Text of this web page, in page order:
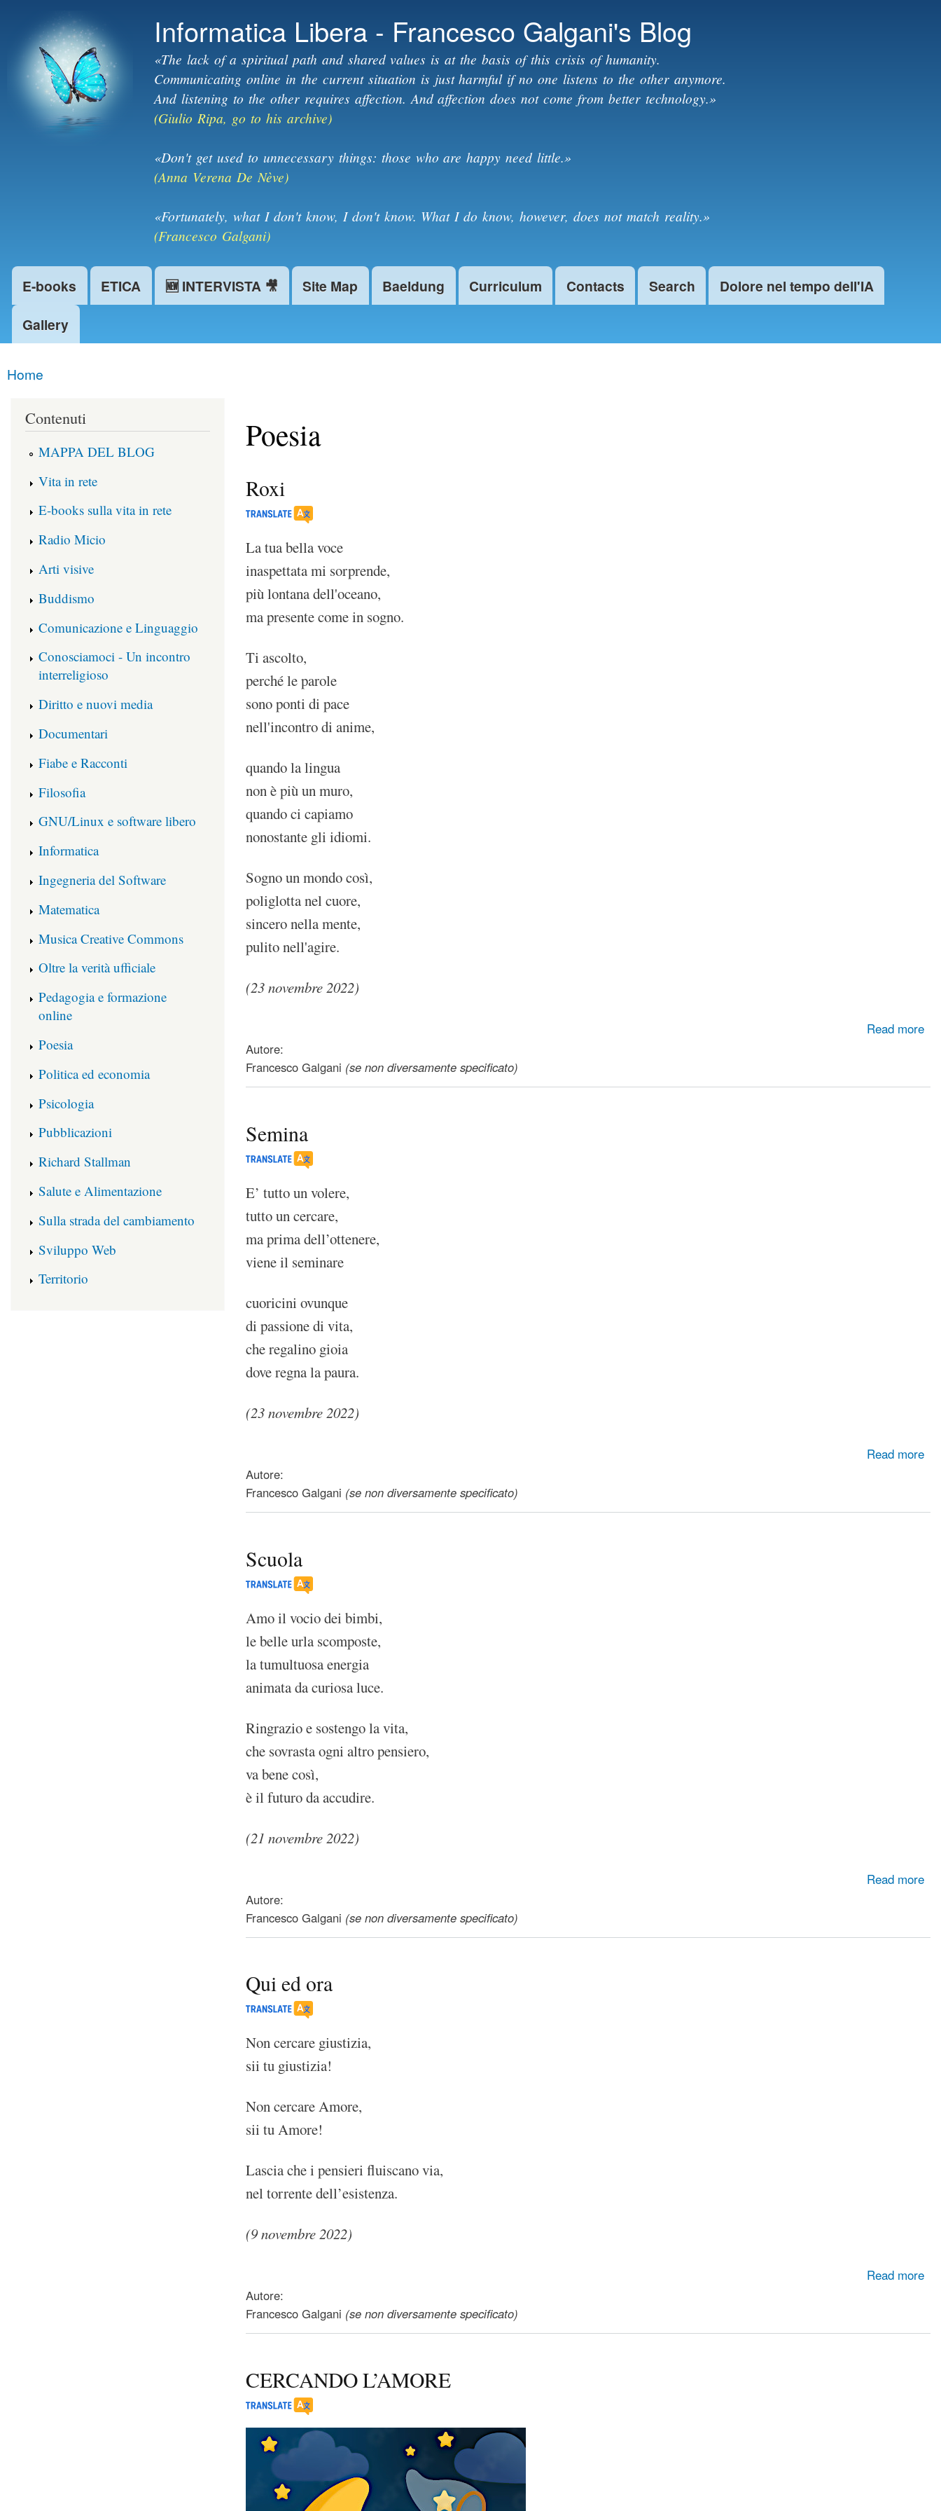
main
content
Informatica Libera - Francesco Galgani's Blog
«The lack of a spiritual path and shared values is at the basis of this crisis of humanity.
Communicating online in the current situation is just harmful if no one listens to the other anymore.
And listening to the other requires affection. And affection does not come from better technology.»
(Giulio Ripa, go to his archive)
«Don't get used to unnecessary things: those who are happy need little.»
(Anna Verena De Nève)
«Fortunately, what I don't know, I don't know. What I do know, however, does not match reality.»
(Francesco Galgani)
Main menu
E-books ETICA 🆕 INTERVISTA 🎥 Site Map Baeldung Curriculum Contacts Search
Dolore nel tempo dell'IA
Gallery
You are here
Home
Poesia
Roxi
La tua bella voce
inaspettata mi sorprende,
più lontana dell'oceano,
ma presente come in sogno.
Ti ascolto,
perché le parole
sono ponti di pace
nell'incontro di anime,
quando la lingua
non è più un muro,
quando ci capiamo
nonostante gli idiomi.
Sogno un mondo così,
poliglotta nel cuore,
sincero nella mente,
pulito nell'agire.
(23 novembre 2022)
Read more
Autore:
Francesco Galgani (se non diversamente specificato)
Semina
E’ tutto un volere,
tutto un cercare,
ma prima dell’ottenere,
viene il seminare
cuoricini ovunque
di passione di vita,
che regalino gioia
dove regna la paura.
(23 novembre 2022)
Read more
Autore:
Francesco Galgani (se non diversamente specificato)
Scuola
Amo il vocio dei bimbi,
le belle urla scomposte,
la tumultuosa energia
animata da curiosa luce.
Ringrazio e sostengo la vita,
che sovrasta ogni altro pensiero,
va bene così,
è il futuro da accudire.
(21 novembre 2022)
Read more
Autore:
Francesco Galgani (se non diversamente specificato)
Qui ed ora
Non cercare giustizia,
sii tu giustizia!
Non cercare Amore,
sii tu Amore!
Lascia che i pensieri fluiscano via,
nel torrente dell’esistenza.
(9 novembre 2022)
Read more
Autore:
Francesco Galgani (se non diversamente specificato)
CERCANDO L’AMORE
Contenuti
MAPPA DEL BLOG
Vita in rete
E-books sulla vita in rete
Radio Micio
Arti visive
Buddismo
Comunicazione e Linguaggio
Conosciamoci - Un incontro
interreligioso
Diritto e nuovi media
Documentari
Fiabe e Racconti
Filosofia
GNU/Linux e software libero
Informatica
Ingegneria del Software
Matematica
Musica Creative Commons
Oltre la verità ufficiale
Pedagogia e formazione
online
Poesia
Politica ed economia
Psicologia
Pubblicazioni
Richard Stallman
Salute e Alimentazione
Sulla strada del cambiamento
Sviluppo Web
Territorio